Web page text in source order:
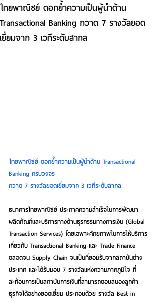
ไทยพาณิชย์ ตอกย้ำความเป็นผู้นำด้าน
Transactional Banking กวาด 7 รางวัลยอด
เยี่ยมจาก 3 เวทีระดับสากล
ไทยพาณิชย์ ตอกย้ำความเป็นผู้นำด้าน Transactional
Banking ครบวงจร
กวาด 7 รางวัลยอดเยี่ยมจาก 3 เวทีระดับสากล
ธนาคารไทยพาณิชย์ ประกาศความสำเร็จในการพัฒนา
ผลิตภัณฑ์และบริการทางด้านธุรกรรมทางการเงิน (Global
Transaction Services) โดยเฉพาะศักยภาพในการให้บริการ
เกี่ยวกับ Transactional Banking และ Trade Finance
ตลอดจน Supply Chain จนเป็นที่ยอมรับจากสถาบันต่าง
ประเทศ และได้รับมอบ 7 รางวัลแห่งความภาคภูมิใจ ที่
สะท้อนการเป็นสถาบันการเงินที่สามารถตอบสนองลูกค้า
ธุรกิจได้อย่างยอดเยี่ยม ประกอบด้วย รางวัล Best in